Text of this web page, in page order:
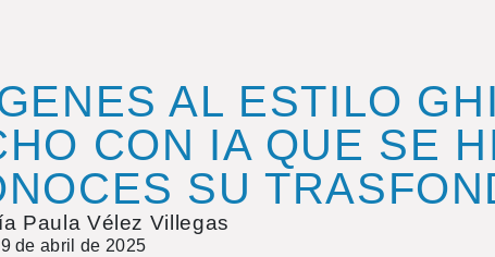
AL ESTILO
CON IA QUE SE
SU
Paula Vélez Villegas
de abril de 2025